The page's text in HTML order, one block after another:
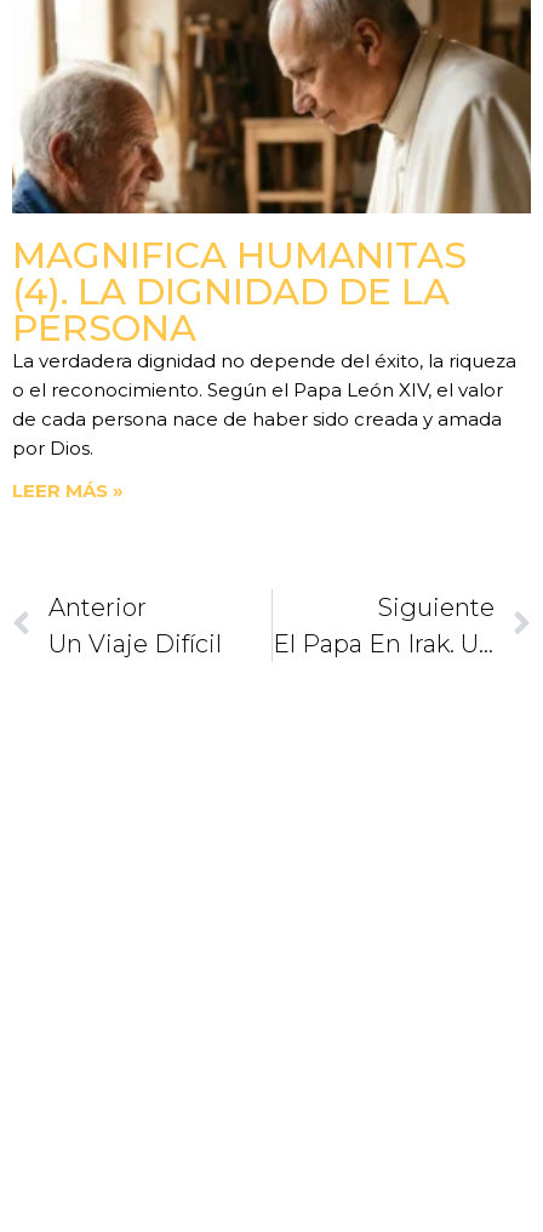
MAGNIFICA HUMANITAS
(4). LA DIGNIDAD DE LA
PERSONA
La verdadera dignidad no depende del éxito, la riqueza
o el reconocimiento. Según el Papa León XIV, el valor
de cada persona nace de haber sido creada y amada
por Dios.
LEER MÁS »
Anterior
Un Viaje Difícil
Siguiente
El Papa En Irak. Una Niña Misionera